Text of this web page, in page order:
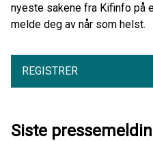
nyeste sakene fra Kifinfo på
melde deg av når som helst.
REGISTRER
Siste